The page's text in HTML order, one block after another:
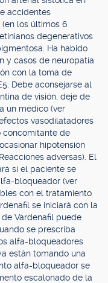
accidentes
los últimos 6
degenerativos
Ha habido
y casos de neuropatía
con la toma de
Debe aconsejarse al
de visión, deje de
un médico (ver
vasodilatadores
concomitante de
hipotensión
adversas). El
si el paciente se
bloqueador (ver
con el tratamiento
se iniciará con la
Vardenafil puede
se prescriba
alfa-bloqueadores
están tomando una
alfa-bloqueador se
escalonado de la